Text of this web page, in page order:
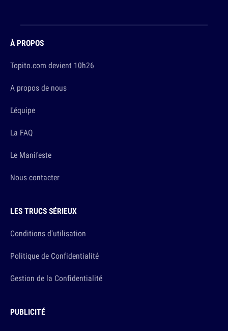
À PROPOS
Topito.com devient 10h26
A propos de nous
L'équipe
La FAQ
Le Manifeste
Nous contacter
LES TRUCS SÉRIEUX
Conditions d'utilisation
Politique de Confidentialité
Gestion de la Confidentialité
PUBLICITÉ